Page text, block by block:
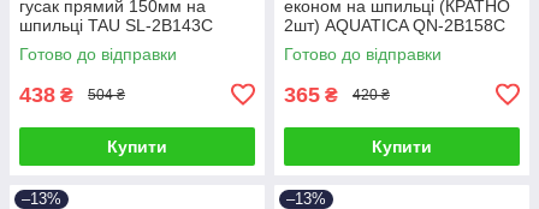
гусак прямий 150мм на
шпильці TAU SL-2B143C
(9840120)
Готово до відправки
438 ₴ 504 ₴
Купити
економ на шпильці (КРАТНО
2шт) AQUATICA QN-2B158C
(9786100)
Готово до відправки
365 ₴ 420 ₴
Купити
–13% –13%